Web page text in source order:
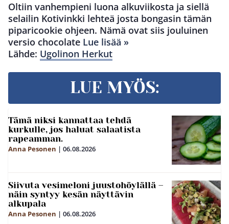
Oltiin vanhempieni luona alkuviikosta ja siellä
selailin Kotivinkki lehteä josta bongasin tämän
piparicookie ohjeen. Nämä ovat siis jouluinen
versio chocolate Lue lisää »
Lähde: Ugolinon Herkut
LUE MYÖS:
Tämä niksi kannattaa tehdä
kurkulle, jos haluat salaatista
rapeamman.
Anna Pesonen | 06.08.2026
Siivuta vesimeloni juustohöylällä –
näin syntyy kesän näyttävin
alkupala
Anna Pesonen | 06.08.2026